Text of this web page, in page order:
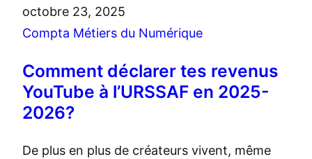
octobre 23, 2025
Compta Métiers du Numérique
Comment déclarer tes revenus
YouTube à l’URSSAF en 2025-
2026?
De plus en plus de créateurs vivent, même